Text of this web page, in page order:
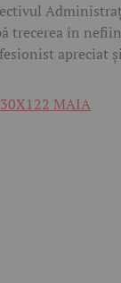
trecerea în
apreciat